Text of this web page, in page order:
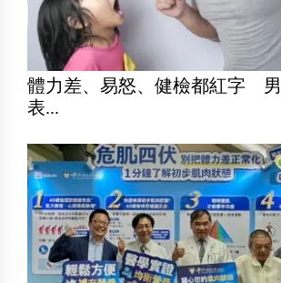
體力差、易怒、健檢都紅字 男
表...